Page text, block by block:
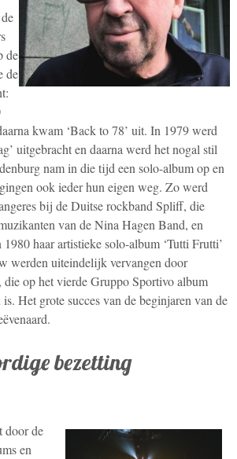
de
de
kwam ‘Back to 78’ uit. In 1979 werd
uitgebracht en daarna werd het nogal stil
nam in die tijd een solo-album op en
ook ieder hun eigen weg. Zo werd
bij de Duitse rockband Spliff, die
van de Nina Hagen Band, en
haar artistieke solo-album ‘Tutti Frutti’
werden uiteindelijk vervangen door
die op het vierde Gruppo Sportivo album
is. Het grote succes van de beginjaren van de
bezetting
door de
en